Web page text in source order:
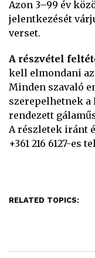
Azon 3–99 év
jelentkezését
verset.
A részvétel
kell elmondani
Minden szavaló
szerepelhetnek a
rendezett
A részletek iránt
+361 216 6127-es
RELATED TOPICS: